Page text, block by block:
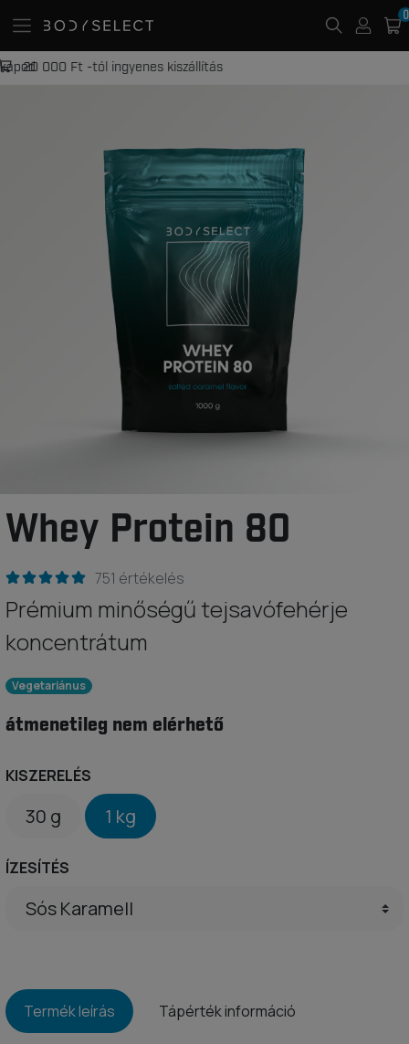
20 000 Ft -tól ingyenes kiszállítás
Whey Protein 80
751 értékelés
Prémium minőségű tejsavófehérje
koncentrátum
Vegetariánus
átmenetileg nem elérhető
KISZERELÉS
30 g 1 kg
ÍZESÍTÉS
Termék leírás Tápérték információ
0